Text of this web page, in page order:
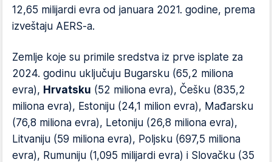
12,65 milijardi evra od januara 2021. godine, prema
izveštaju AERS-a.
Zemlje koje su primile sredstva iz prve isplate za
2024. godinu uključuju Bugarsku (65,2 miliona
evra), Hrvatsku (52 miliona evra), Češku (835,2
miliona evra), Estoniju (24,1 milion evra), Mađarsku
(76,8 miliona evra), Letoniju (26,8 miliona evra),
Litvaniju (59 miliona evra), Poljsku (697,5 miliona
evra), Rumuniju (1,095 milijardi evra) i Slovačku (35